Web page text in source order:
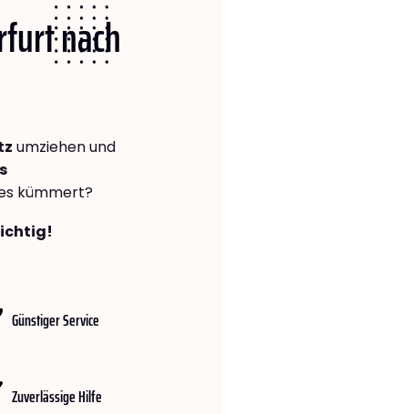
nach
umziehen und
kümmert?
Günstiger Service
Zuverlässige Hilfe